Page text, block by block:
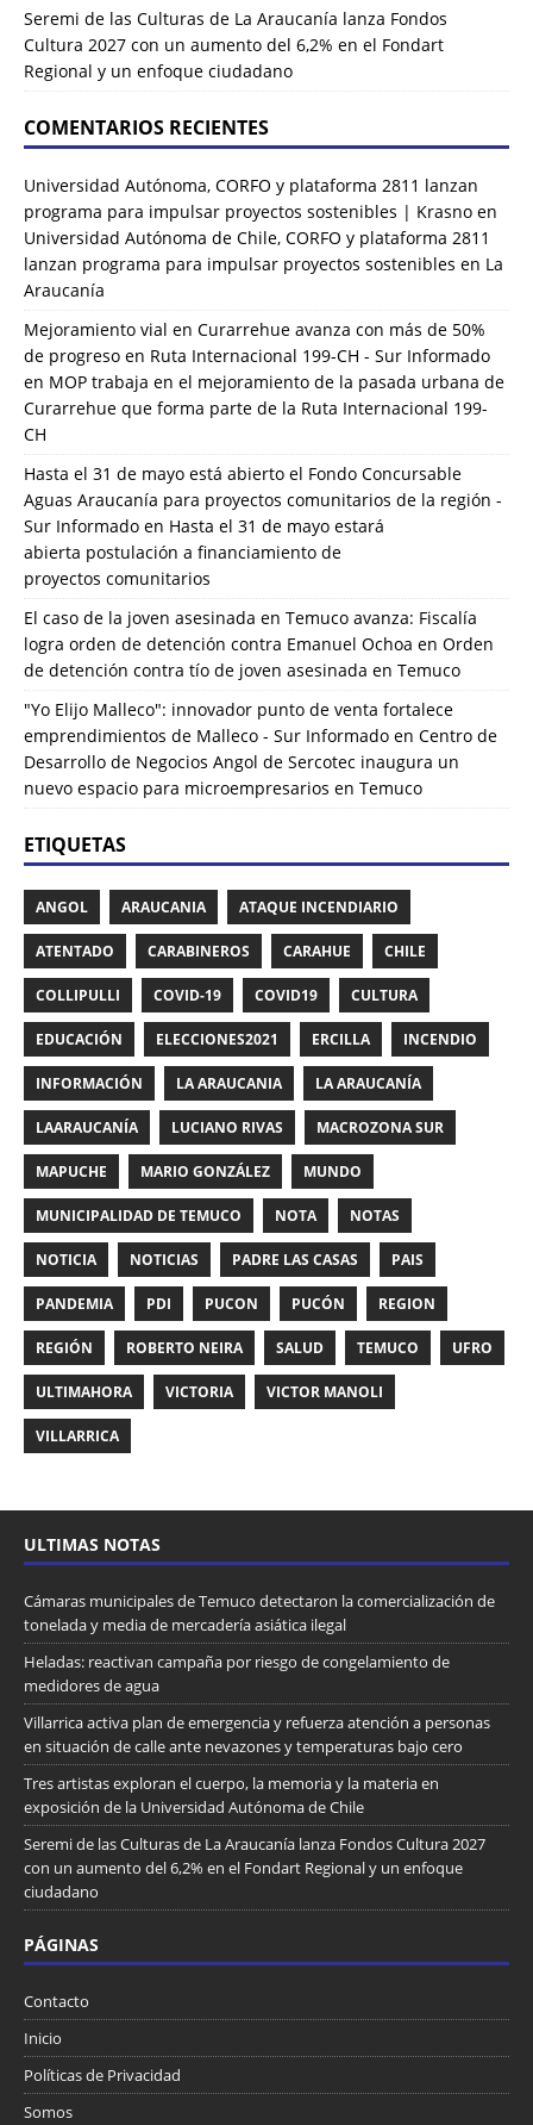
Seremi de las Culturas de La Araucanía lanza Fondos
Cultura 2027 con un aumento del 6,2% en el Fondart
Regional y un enfoque ciudadano
COMENTARIOS RECIENTES
Universidad Autónoma, CORFO y plataforma 2811 lanzan
programa para impulsar proyectos sostenibles | Krasno en
Universidad Autónoma de Chile, CORFO y plataforma 2811
lanzan programa para impulsar proyectos sostenibles en La
Araucanía
Mejoramiento vial en Curarrehue avanza con más de 50%
de progreso en Ruta Internacional 199-CH - Sur Informado
en MOP trabaja en el mejoramiento de la pasada urbana de
Curarrehue que forma parte de la Ruta Internacional 199-
CH
Hasta el 31 de mayo está abierto el Fondo Concursable
Aguas Araucanía para proyectos comunitarios de la región -
Sur Informado en Hasta el 31 de mayo estará
abierta postulación a financiamiento de
proyectos comunitarios
El caso de la joven asesinada en Temuco avanza: Fiscalía
logra orden de detención contra Emanuel Ochoa en Orden
de detención contra tío de joven asesinada en Temuco
"Yo Elijo Malleco": innovador punto de venta fortalece
emprendimientos de Malleco - Sur Informado en Centro de
Desarrollo de Negocios Angol de Sercotec inaugura un
nuevo espacio para microempresarios en Temuco
ETIQUETAS
ANGOL ARAUCANIA ATAQUE INCENDIARIO
ATENTADO CARABINEROS CARAHUE CHILE
COLLIPULLI COVID-19 COVID19 CULTURA
EDUCACIÓN ELECCIONES2021 ERCILLA INCENDIO
INFORMACIÓN LA ARAUCANIA LA ARAUCANÍA
LAARAUCANÍA LUCIANO RIVAS MACROZONA SUR
MAPUCHE MARIO GONZÁLEZ MUNDO
MUNICIPALIDAD DE TEMUCO NOTA NOTAS
NOTICIA NOTICIAS PADRE LAS CASAS PAIS
PANDEMIA PDI PUCON PUCÓN REGION
REGIÓN ROBERTO NEIRA SALUD TEMUCO UFRO
ULTIMAHORA VICTORIA VICTOR MANOLI
VILLARRICA
ULTIMAS NOTAS
Cámaras municipales de Temuco detectaron la comercialización de
tonelada y media de mercadería asiática ilegal
Heladas: reactivan campaña por riesgo de congelamiento de
medidores de agua
Villarrica activa plan de emergencia y refuerza atención a personas
en situación de calle ante nevazones y temperaturas bajo cero
Tres artistas exploran el cuerpo, la memoria y la materia en
exposición de la Universidad Autónoma de Chile
Seremi de las Culturas de La Araucanía lanza Fondos Cultura 2027
con un aumento del 6,2% en el Fondart Regional y un enfoque
ciudadano
PÁGINAS
Contacto
Inicio
Políticas de Privacidad
Somos